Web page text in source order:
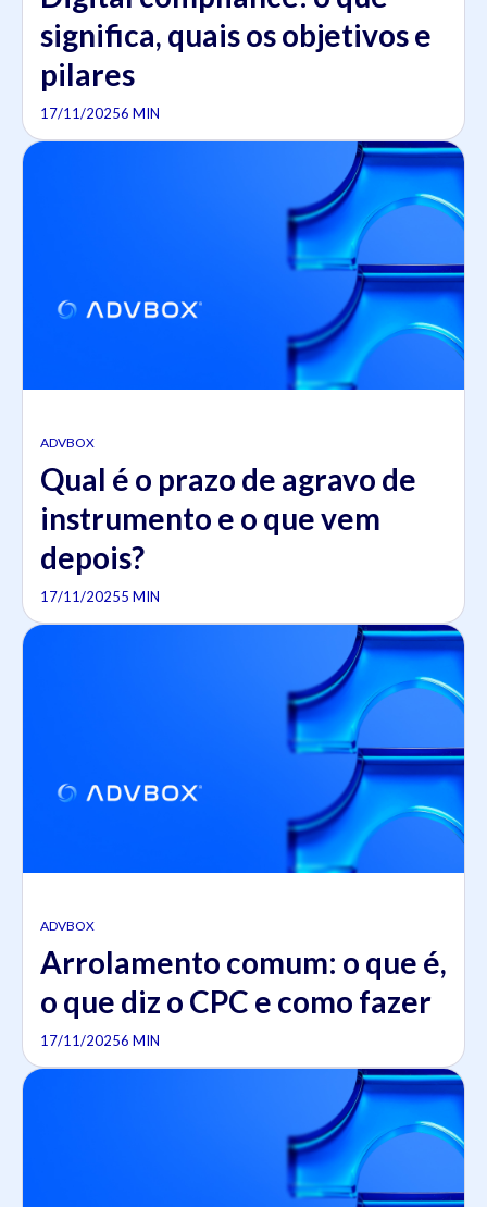
significa, quais os objetivos e
pilares
17/11/20256 MIN
ADVBOX
Qual é o prazo de agravo de
instrumento e o que vem
depois?
17/11/20255 MIN
ADVBOX
Arrolamento comum: o que é,
o que diz o CPC e como fazer
17/11/20256 MIN